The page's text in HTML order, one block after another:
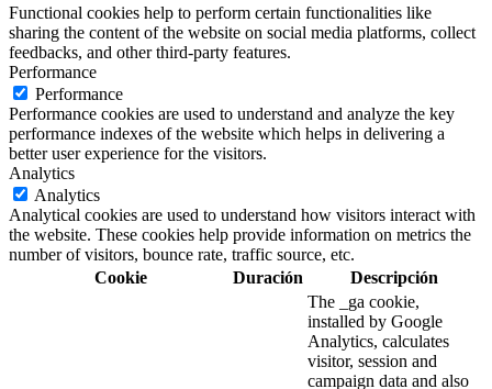
Functional cookies help to perform certain functionalities like
sharing the content of the website on social media platforms, collect
feedbacks, and other third-party features.
Performance
Performance
Performance cookies are used to understand and analyze the key
performance indexes of the website which helps in delivering a
better user experience for the visitors.
Analytics
Analytics
Analytical cookies are used to understand how visitors interact with
the website. These cookies help provide information on metrics the
number of visitors, bounce rate, traffic source, etc.
Cookie
Duración Descripción
The _ga cookie,
installed by Google
Analytics, calculates
visitor, session and
campaign data and also